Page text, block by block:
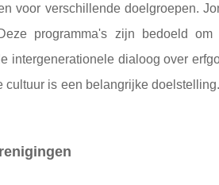
voor verschillende doelgroepen.
programma's zijn bedoeld
intergenerationele dialoog over
is een belangrijke